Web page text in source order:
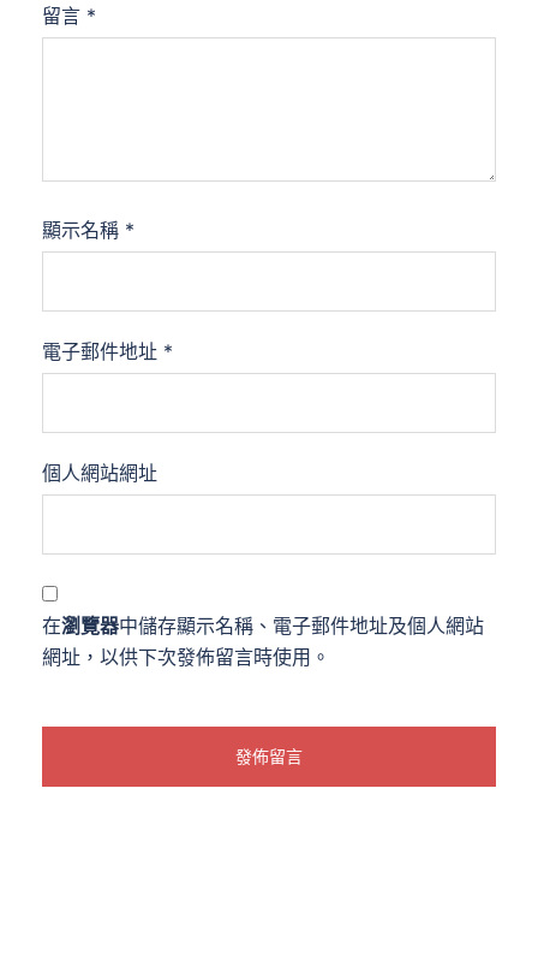
留言 *
顯示名稱 *
電子郵件地址 *
個人網站網址
在瀏覽器中儲存顯示名稱、電子郵件地址及個人網站
網址，以供下次發佈留言時使用。